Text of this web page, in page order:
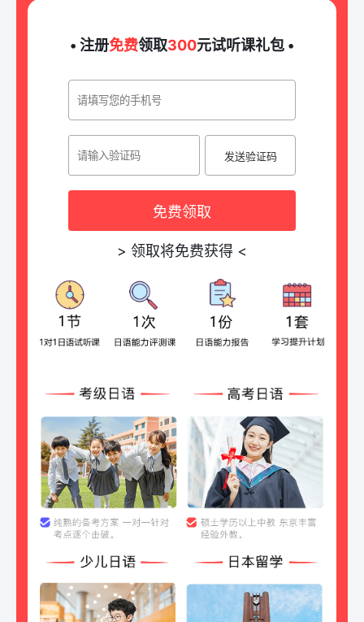
• 注册免费领取300元试听课礼包 •
发送验证码
免费领取
> 领取将免费获得 <